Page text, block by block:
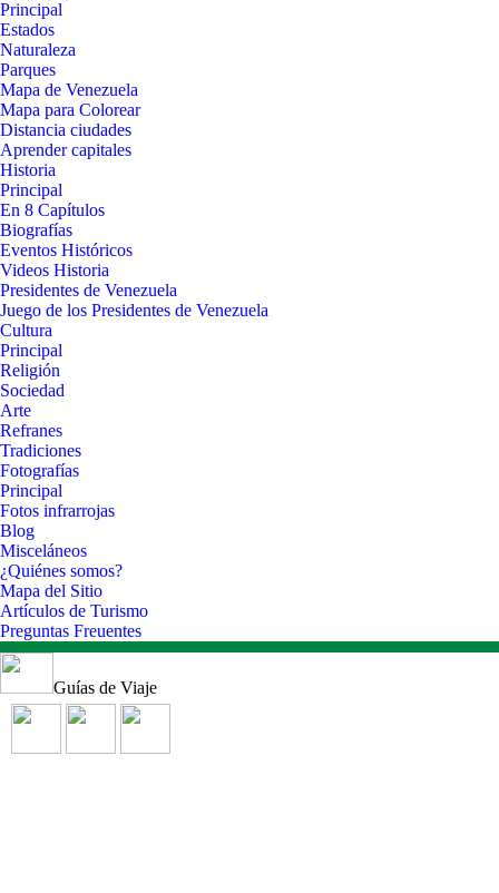
Principal
Estados
Naturaleza
Parques
Mapa de Venezuela
Mapa para Colorear
Distancia ciudades
Aprender capitales
Historia
Principal
En 8 Capítulos
Biografías
Eventos Históricos
Videos Historia
Presidentes de Venezuela
Juego de los Presidentes de Venezuela
Cultura
Principal
Religión
Sociedad
Arte
Refranes
Tradiciones
Fotografías
Principal
Fotos infrarrojas
Blog
Misceláneos
¿Quiénes somos?
Mapa del Sitio
Artículos de Turismo
Preguntas Freuentes
Guías de Viaje